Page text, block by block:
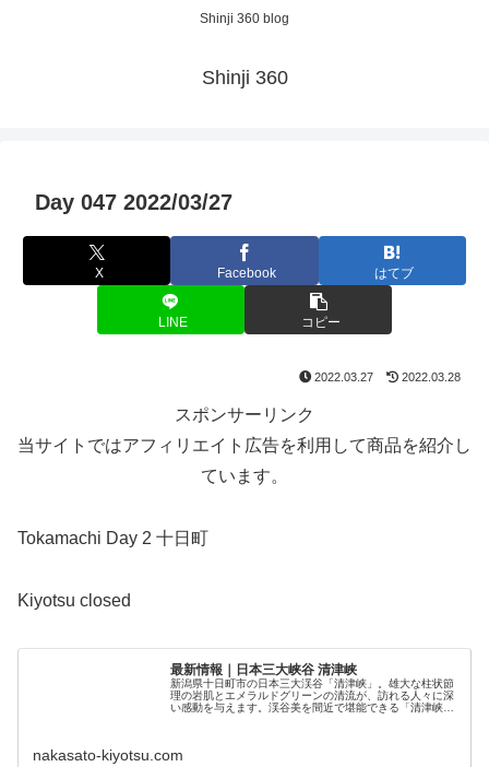
Shinji 360 blog
Shinji 360
Day 047 2022/03/27
X Facebook はてブ
LINE コピー
2022.03.27 2022.03.28
スポンサーリンク
当サイトではアフィリエイト広告を利用して商品を紹介し
ています。
Tokamachi Day 2 十日町
Kiyotsu closed
最新情報｜日本三大峡谷 清津峡
新潟県十日町市の日本三大渓谷「清津峡」。雄大な柱状節
理の岩肌とエメラルドグリーンの清流が、訪れる人々に深
い感動を与えます。渓谷美を間近で堪能できる「清津峡峡
nakasato-kiyotsu.com